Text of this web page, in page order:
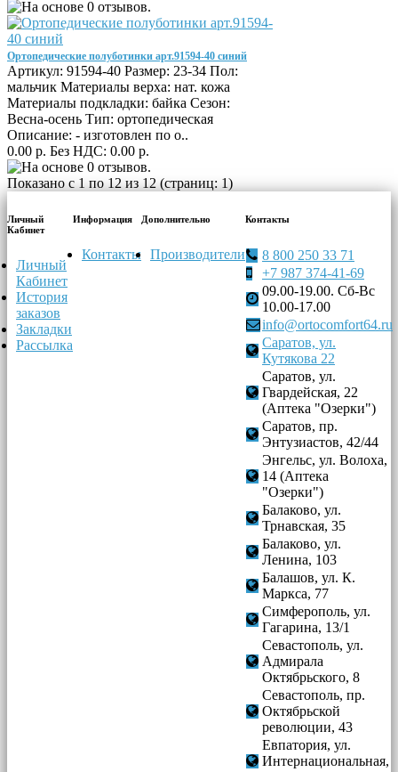
Ортопедические полуботинки арт.91594-40 синий
Артикул: 91594-40 Размер: 23-34 Пол:
мальчик Материалы верха: нат. кожа
Материалы подкладки: байка Сезон:
Весна-осень Тип: ортопедическая
Описание: - изготовлен по о..
0.00 р. Без НДС: 0.00 р.
Показано с 1 по 12 из 12 (страниц: 1)
Личный
Кабинет
Личный
Кабинет
История
заказов
Закладки
Рассылка
Информация
Контакты
Дополнительно
Производители
Контакты
8 800 250 33 71
+7 987 374-41-69
09.00-19.00. Сб-Вс
10.00-17.00
info@ortocomfort64.ru
Саратов, ул.
Кутякова 22
Саратов, ул.
Гвардейская, 22
(Аптека "Озерки")
Саратов, пр.
Энтузиастов, 42/44
Энгельс, ул. Волоха,
14 (Аптека
"Озерки")
Балаково, ул.
Трнавская, 35
Балаково, ул.
Ленина, 103
Балашов, ул. К.
Маркса, 77
Симферополь, ул.
Гагарина, 13/1
Севастополь, ул.
Адмирала
Октябрьского, 8
Севастополь, пр.
Октябрьской
революции, 43
Евпатория, ул.
Интернациональная,